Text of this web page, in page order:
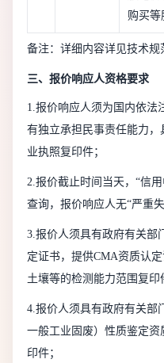
购买等
备注：详细内容详见技术规
三、报价响应人资格要求
1.报价响应人须为国内依法
有独立承担民事责任能力
业执照复印件；
2.报价截止时间当天，“信用
查询，报价响应人无“严重
3.报价人须具有政府有关部
定证书，提供CMA资质认
土壤等的检测能力范围复印
4.报价人须具有政府有关部
一般工业固废）性质鉴定
印件；